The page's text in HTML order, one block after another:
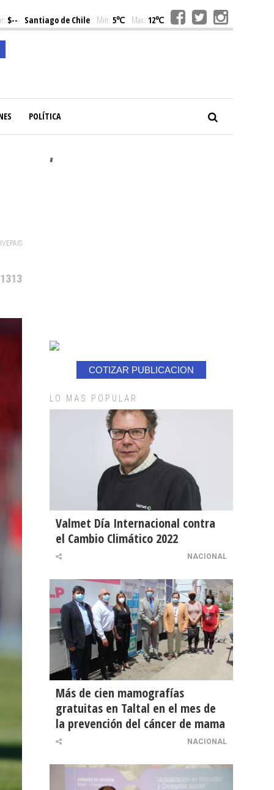
$-- Santiago de Chile Min: 5℃ Max: 12℃
POLÍTICA
#
COTIZAR PUBLICACION
LO MAS POPULAR
Valmet Día Internacional contra
el Cambio Climático 2022
NACIONAL
Más de cien mamografías
gratuitas en Taltal en el mes de
la prevención del cáncer de mama
NACIONAL